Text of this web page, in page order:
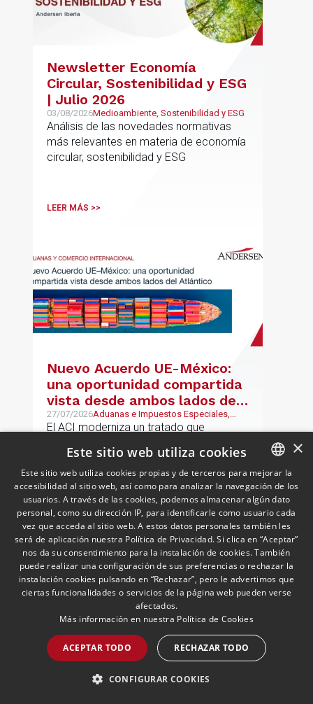
Newsletter Economía
Circular, Sostenibilidad y ESG
| Julio 2026
03/08/2026Medioambiente, Sostenibilidad y ESG
Análisis de las novedades normativas
más relevantes en materia de economía
circular, sostenibilidad y ESG
LEER MÁS >>
Nuevo Acuerdo UE-México:
una oportunidad compartida
vista desde ambos lados del
Atlántico
27/07/2026Aduanas e Impuestos Especiales,
Mexican Desk
El ACI moderniza un tratado que
desde el año 2000, incorporando
disciplinas hoy indispensables para el
comercio internacional
LEER MÁS >>
en grupos multinacionales: el
SPANISH
ENGLISH
PORTUGUESE
×
Este sitio web utiliza cookies
Este sitio web utiliza cookies propias y de terceros para mejorar la
accesibilidad al sitio web, así como para analizar la navegación de los
usuarios. A través de las cookies, podemos almacenar algún dato
personal, como su dirección IP, para identificarle como usuario cada
vez que acceda al sitio web. A estos datos personales también les
será de aplicación nuestra Política de Privacidad. Si clica en “Aceptar”
nos da su consentimiento para la instalación de cookies. También
puede realizar una configuración de sus preferencias o rechazar la
instalación cookies pulsando en “Rechazar”, pero le advertimos que
ciertas funcionalidades o servicios de la página web pueden verse
afectados.
Más información en nuestra Política de Cookies
ACEPTAR TODO RECHAZAR TODO
CONFIGURAR COOKIES